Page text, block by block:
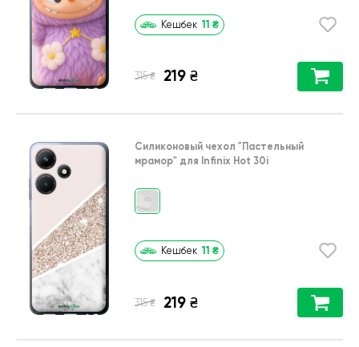
Кешбек 11 ₴
315 ₴ 219 ₴
Силиконовый чехол "Пастельный
мрамор" для Infinix Hot 30i
Кешбек 11 ₴
315 ₴ 219 ₴